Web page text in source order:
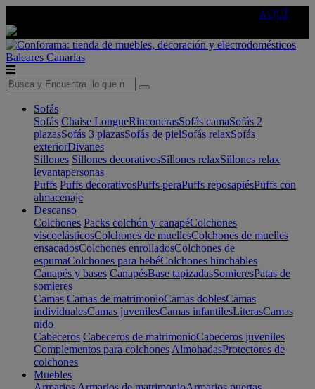
AQUÍ
Baleares Canarias
Sofás
Sofás Chaise LongueRinconerasSofás camaSofás 2
plazasSofás 3 plazasSofás de pielSofás relaxSofás
exteriorDivanes
Sillones Sillones decorativosSillones relaxSillones relax
levantapersonas
Puffs Puffs decorativosPuffs peraPuffs reposapiésPuffs con
almacenaje
Descanso
Colchones Packs colchón y canapéColchones
viscoelásticosColchones de muellesColchones de muelles
ensacadosColchones enrolladosColchones de
espumaColchones para bebéColchones hinchables
Canapés y bases CanapésBase tapizadasSomieresPatas de
somieres
Camas Camas de matrimonioCamas doblesCamas
individualesCamas juvenilesCamas infantilesLiterasCamas
nido
Cabeceros Cabeceros de matrimonioCabeceros juveniles
Complementos para colchones AlmohadasProtectores de
colchones
Muebles